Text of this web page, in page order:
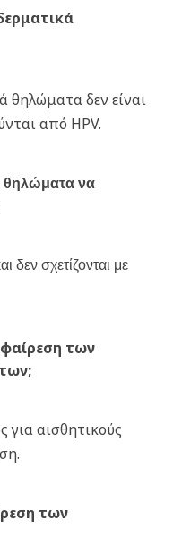
θηλώματα δεν είναι
από HPV.
θηλώματα να
δεν σχετίζονται με
των
για αισθητικούς
των